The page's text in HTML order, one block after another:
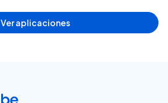
Ver aplicaciones